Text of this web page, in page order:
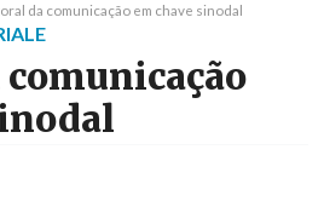
da comunicação em chave sinodal